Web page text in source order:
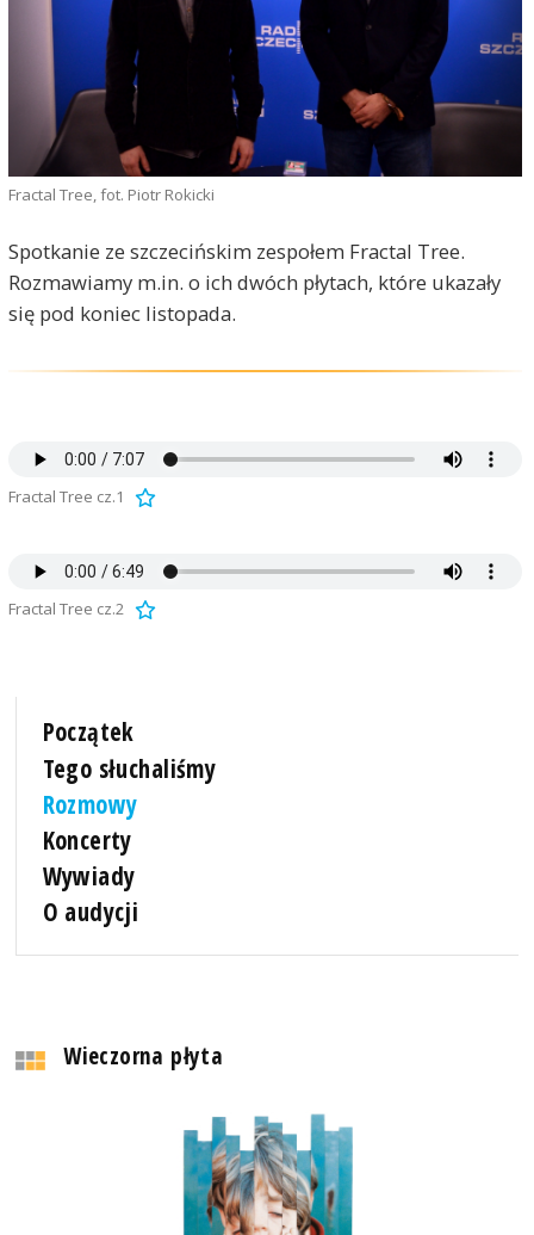
Fractal Tree, fot. Piotr Rokicki
Spotkanie ze szczecińskim zespołem Fractal Tree.
Rozmawiamy m.in. o ich dwóch płytach, które ukazały
się pod koniec listopada.
Fractal Tree cz.1
Fractal Tree cz.2
Początek
Tego słuchaliśmy
Rozmowy
Koncerty
Wywiady
O audycji
Wieczorna płyta